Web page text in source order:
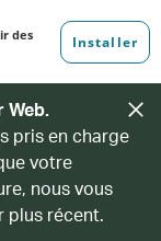
Web.
pris en charge
votre
nous vous
plus récent.